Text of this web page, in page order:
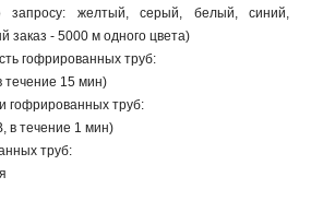
желтый, серый, белый, синий,
- 5000 м одного цвета)
гофрированных труб:
течение 15 мин)
гофрированных труб:
в течение 1 мин)
труб: